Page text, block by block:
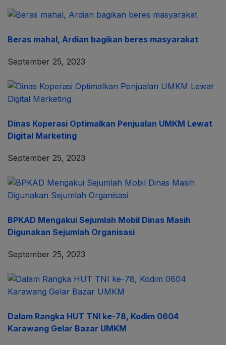
Beras mahal, Ardian bagikan beres masyarakat
September 25, 2023
Dinas Koperasi Optimalkan Penjualan UMKM Lewat
Digital Marketing
September 25, 2023
BPKAD Mengakui Sejumlah Mobil Dinas Masih
Digunakan Sejumlah Organisasi
September 25, 2023
Dalam Rangka HUT TNI ke-78, Kodim 0604
Karawang Gelar Bazar UMKM